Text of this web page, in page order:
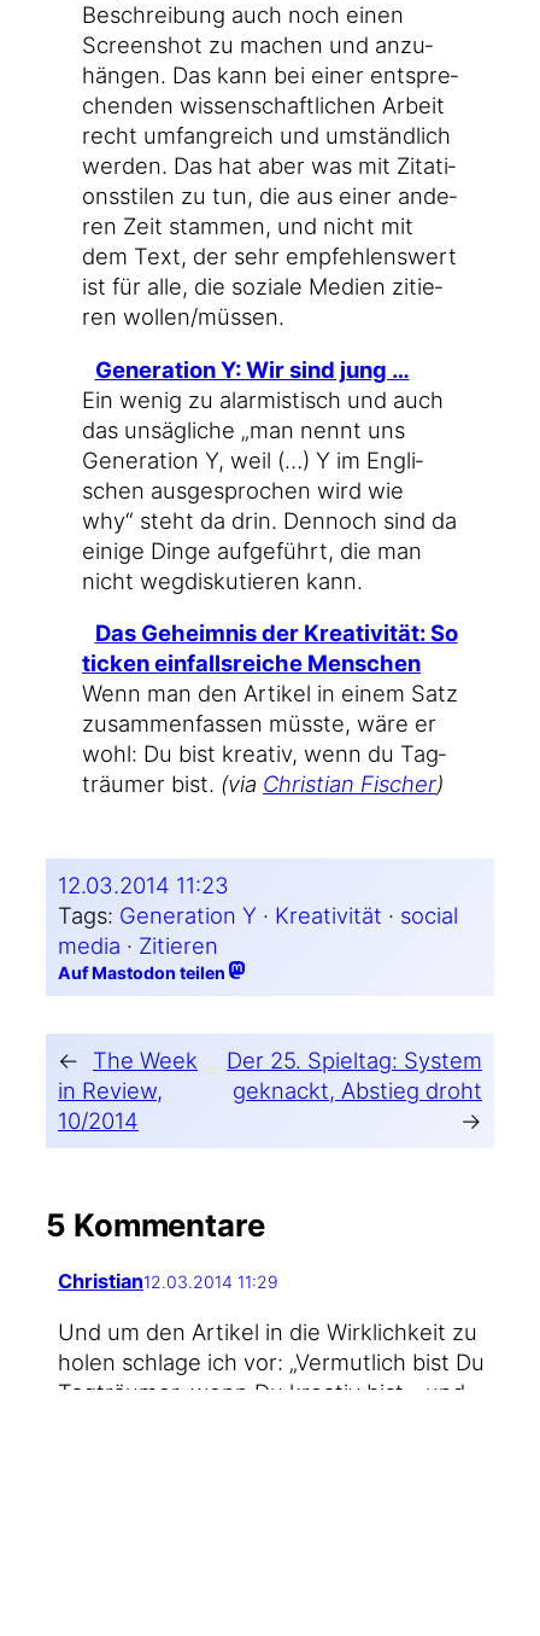
Beschrei­bung auch noch einen
Screen­shot zu machen und anzu­
hän­gen. Das kann bei einer ent­spre­
chen­den wis­sen­schaft­li­chen Arbeit
recht umfang­reich und umständ­lich
wer­den. Das hat aber was mit Zita­ti­
ons­sti­len zu tun, die aus einer ande­
ren Zeit stam­men, und nicht mit
dem Text, der sehr emp­feh­lens­wert
ist für alle, die sozia­le Medi­en zitie­
ren wollen/müssen.
Gene­ra­ti­on Y: Wir sind jung …
Ein wenig zu alar­mis­tisch und auch
das unsäg­li­che „man nennt uns
Gene­ra­ti­on Y, weil (…) Y im Eng­li­
schen aus­ge­spro­chen wird wie
why“ steht da drin. Den­noch sind da
eini­ge Din­ge auf­ge­führt, die man
nicht weg­dis­ku­tie­ren kann.
Das Geheim­nis der Krea­ti­vi­tät: So
ticken ein­falls­rei­che Menschen
Wenn man den Arti­kel in einem Satz
zusam­men­fas­sen müss­te, wäre er
wohl: Du bist krea­tiv, wenn du Tag­
träu­mer bist. (via Chris­ti­an Fischer)
12.03.2014 11:23
Tags: Generation Y · Kreativität · social
media · Zitieren
Auf Mastodon teilen
←
The Week
in Review,
10/2014
Der 25. Spieltag: System
geknackt, Abstieg droht
→
5 Kommentare
Christian12.03.2014 11:29
Und um den Arti­kel in die Wirk­lich­keit zu
holen schla­ge ich vor: „Ver­mut­lich bist Du
Tag­träu­mer, wenn Du krea­tiv bist - und